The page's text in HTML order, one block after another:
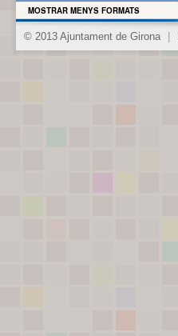
MOSTRAR MENYS FORMATS
© 2013 Ajuntament de Girona